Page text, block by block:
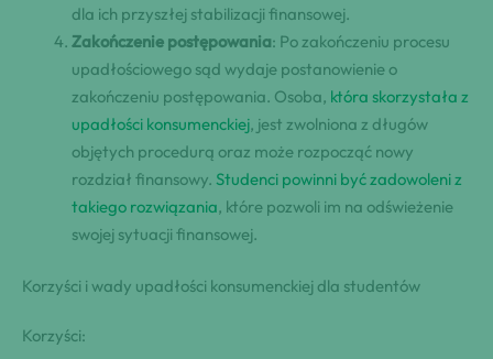
dla ich przyszłej stabilizacji finansowej.
Zakończenie postępowania: Po zakończeniu procesu
upadłościowego sąd wydaje postanowienie o
zakończeniu postępowania. Osoba, która skorzystała z
upadłości konsumenckiej, jest zwolniona z długów
objętych procedurą oraz może rozpocząć nowy
rozdział finansowy. Studenci powinni być zadowoleni z
takiego rozwiązania, które pozwoli im na odświeżenie
swojej sytuacji finansowej.
Korzyści i wady upadłości konsumenckiej dla studentów
Korzyści: